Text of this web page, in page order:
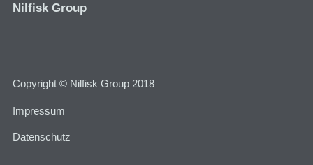
Nilfisk Group
Copyright © Nilfisk Group 2018
Impressum
Datenschutz